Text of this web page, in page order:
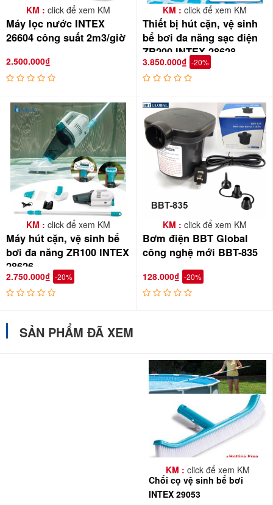
KM : click để xem KM
Máy lọc nước INTEX
26604 công suất 2m3/giờ
2.500.000₫
KM : click để xem KM
Thiết bị hút cặn, vệ sinh
bể bơi đa năng sạc điện
ZR200 INTEX 28628
3.850.000₫ -20%
KM : click để xem KM
Máy hút cặn, vệ sinh bể
bơi đa năng ZR100 INTEX
28626
2.750.000₫ -20%
KM : click để xem KM
Bơm điện BBT Global
công nghệ mới BBT-835
128.000₫ -20%
SẢN PHẨM ĐÃ XEM
KM : click để xem KM
Chổi cọ vệ sinh bể bơi
INTEX 29053